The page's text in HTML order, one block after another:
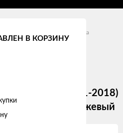
Granta
I (2011 - 2018)
I (40/60) (2011-2018)
черно-оранжевый
В КОРЗИНУ